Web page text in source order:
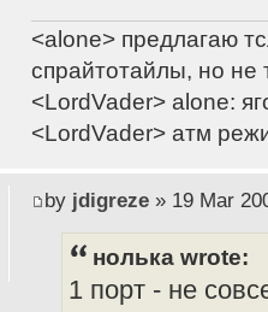
<alone> предлагаю
спрайтотайлы, но не
<LordVader> alone:
<LordVader> атм
by jdigreze» 19 Mar
нолька wrote:
1 порт - не